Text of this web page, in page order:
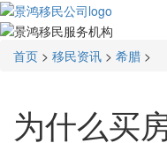
首页 > 移民资讯 > 希腊 >
为什么买